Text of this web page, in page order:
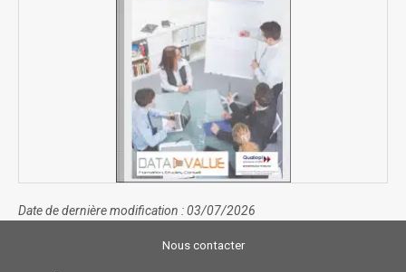
Date de dernière modification : 03/07/2026
Nous contacter